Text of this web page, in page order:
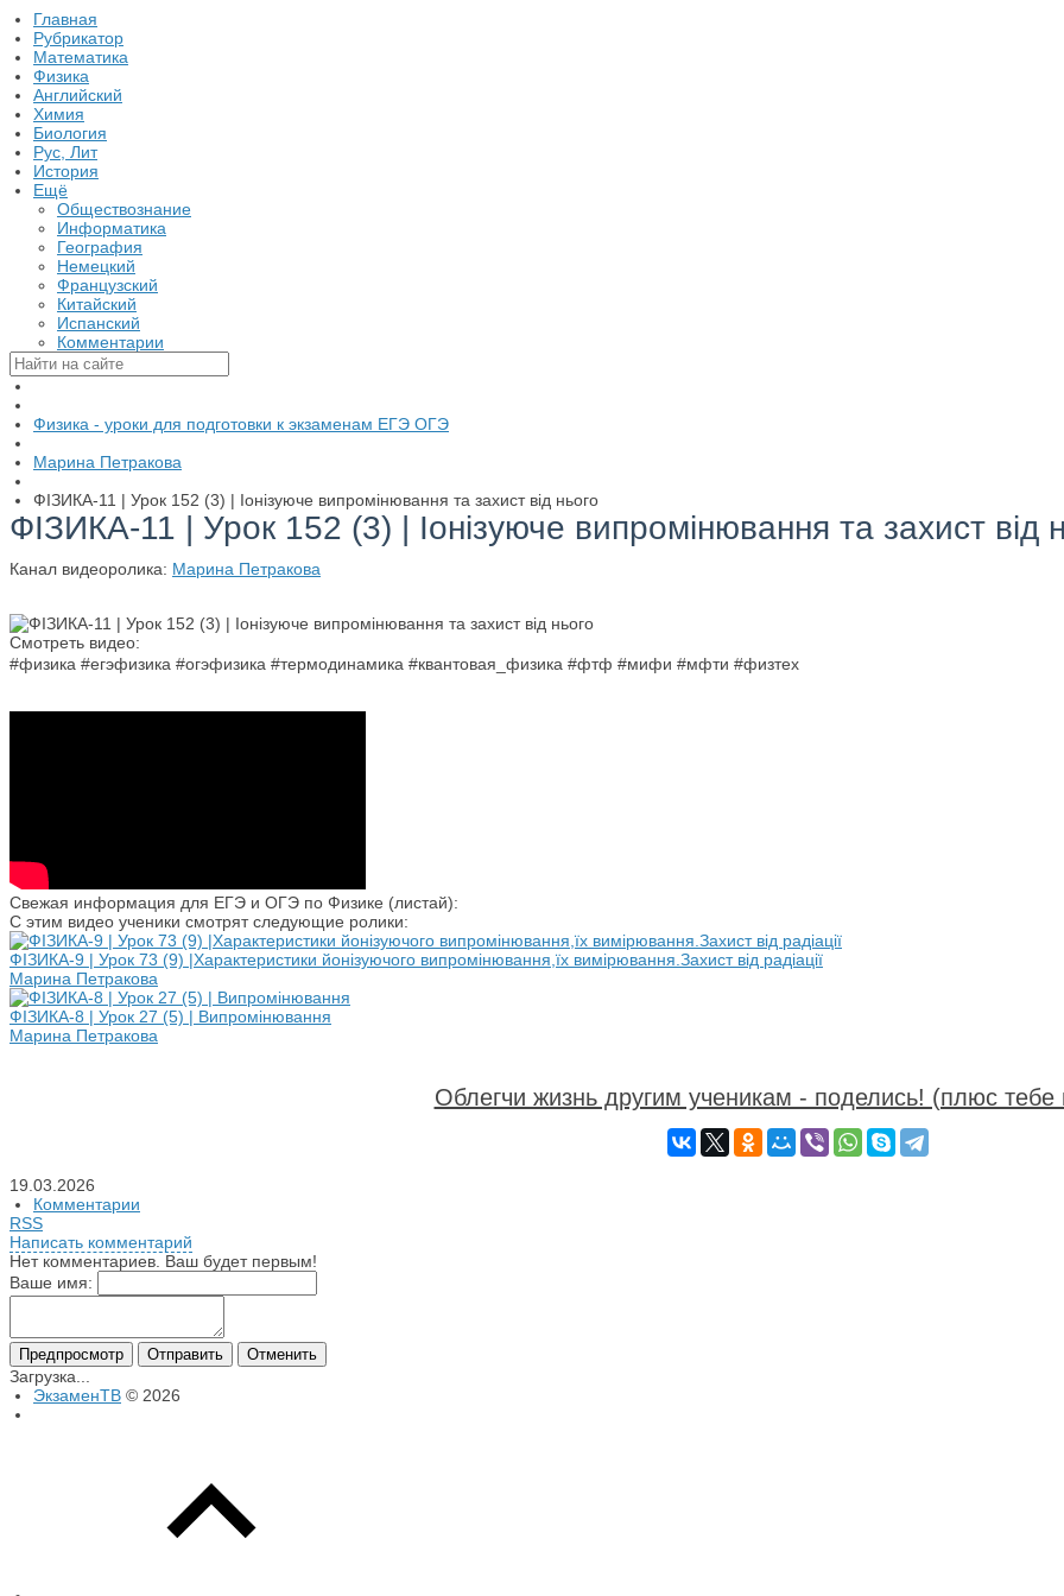
Главная
Рубрикатор
Математика
Физика
Английский
Химия
Биология
Рус, Лит
История
Ещё
Обществознание
Информатика
География
Немецкий
Французский
Китайский
Испанский
Комментарии
Физика - уроки для подготовки к экзаменам ЕГЭ ОГЭ
Марина Петракова
ФІЗИКА-11 | Урок 152 (3) | Іонізуюче випромінювання та захист від нього
ФІЗИКА-11 | Урок 152 (3) | Іонізуюче випромінювання та захист від
Канал видеоролика: Марина Петракова
Смотреть видео:
#физика #егэфизика #огэфизика #термодинамика #квантовая_физика #фтф #мифи #мфти #физтех
Свежая информация для ЕГЭ и ОГЭ по Физике (листай):
С этим видео ученики смотрят следующие ролики:
ФІЗИКА-9 | Урок 73 (9) |Характеристики йонізуючого випромінювання,їх вимірювання.Захист від радіації
Марина Петракова
ФІЗИКА-8 | Урок 27 (5) | Випромінювання
Марина Петракова
Облегчи жизнь другим ученикам - поделись! (плюс тебе
19.03.2026
Комментарии
RSS
Написать комментарий
Нет комментариев. Ваш будет первым!
Ваше имя:
Загрузка...
ЭкзаменТВ © 2026